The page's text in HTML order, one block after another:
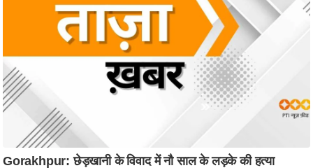
श
न
शि
रा
ज